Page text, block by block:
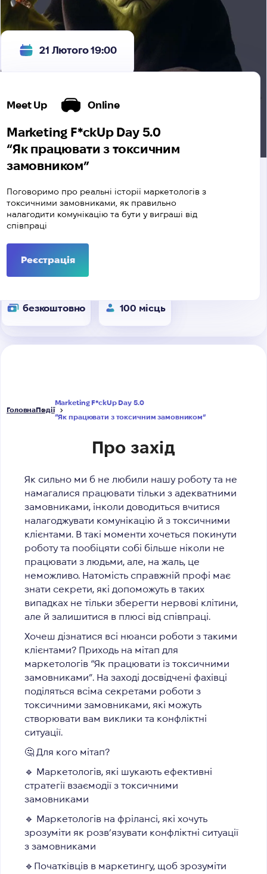
Meet Up Online
Marketing F*ckUp Day 5.0
“Як працювати з токсичним
замовником”
Поговоримо про реальні історії маркетологів з
токсичними замовниками, як правильно
налагодити комунікацію та бути у виграші від
співпраці
Реєстрація
безкоштовно 100 місць
21 Лютого 19:00
ГоловнаПодії
Marketing F*ckUp Day 5.0
“Як працювати з токсичним замовником”
Про захід
Як сильно ми б не любили нашу роботу та не
намагалися працювати тільки з адекватними
замовниками, інколи доводиться вчитися
налагоджувати комунікацію й з токсичними
клієнтами. В такі моменти хочеться покинути
роботу та пообіцяти собі більше ніколи не
працювати з людьми, але, на жаль, це
неможливо. Натомість справжній профі має
знати секрети, які допоможуть в таких
випадках не тільки зберегти нервові клітини,
але й залишитися в плюсі від співпраці.
Хочеш дізнатися всі нюанси роботи з такими
клієнтами? Приходь на мітап для
маркетологів “Як працювати із токсичними
замовниками”. На заході досвідчені фахівці
поділяться всіма секретами роботи з
токсичними замовниками, які можуть
створювати вам виклики та конфліктні
ситуації.
🤔 Для кого мітап?
🔹 Маркетологів, які шукають ефективні
стратегії взаємодії з токсичними
замовниками
🔹 Маркетологів на фрілансі, які хочуть
зрозуміти як розв’язувати конфліктні ситуації
з замовниками
🔹Початківців в маркетингу, щоб зрозуміти